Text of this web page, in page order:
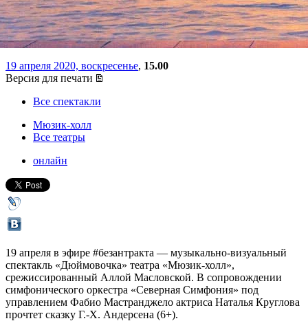
«Дюймовочку» - под музыку
и песочную анимацию
19 апреля 2020, воскресенье, 15.00
Версия для печати
Все спектакли
Мюзик-холл
Все театры
онлайн
19 апреля в эфире #безантракта — музыкально-визуальный
спектакль «Дюймовочка» театра «Мюзик-холл»,
срежиссированный Аллой Масловской. В сопровождении
симфонического оркестра «Северная Симфония» под
управлением Фабио Мастранджело актриса Наталья Круглова
прочтет сказку Г.-Х. Андерсена (6+).